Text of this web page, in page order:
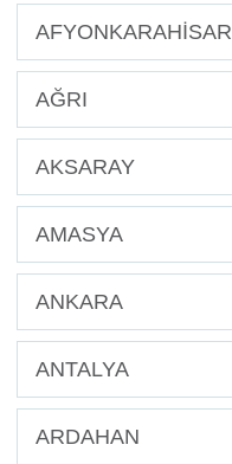
AFYONKARAHİSAR
AĞRI
AKSARAY
AMASYA
ANKARA
ANTALYA
ARDAHAN